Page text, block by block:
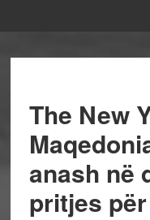
The New
anash në
pritjes